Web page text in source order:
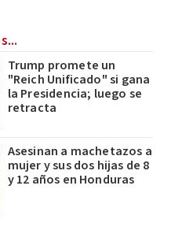
Trump promete un
"Reich Unificado" si gana
la Presidencia; luego se
retracta
Asesinan a machetazos a
mujer y sus dos hijas de 8
y 12 años en Honduras